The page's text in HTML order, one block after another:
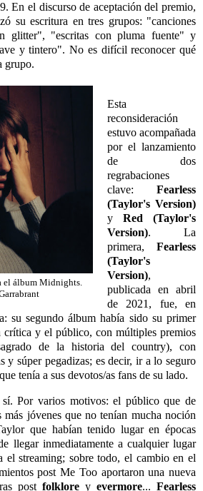
En el discurso de aceptación del premio,
su escritura en tres grupos: "canciones
glitter", "escritas con pluma fuente" y
y tintero". No es difícil reconocer qué
grupo.
el álbum Midnights.
Esta
reconsideración
estuvo acompañada
por el lanzamiento
de dos
regrabaciones
clave: Fearless
(Taylor's Version)
y Red (Taylor's
Version). La
primera, Fearless
(Taylor's
Version),
publicada en abril
de 2021, fue, en
su segundo álbum había sido su primer
y el público, con múltiples premios
de la historia del country), con
y súper pegadizas; es decir, ir a lo seguro
tenía a sus devotos/as fans de su lado.
Por varios motivos: el público que de
más jóvenes que no tenían mucha noción
que habían tenido lugar en épocas
llegar inmediatamente a cualquier lugar
el streaming; sobre todo, el cambio en el
post Me Too aportaron una nueva
post folklore y evermore... Fearless